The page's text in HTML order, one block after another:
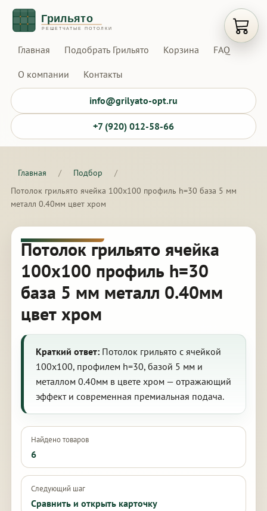
Главная Подобрать Грильято Корзина FAQ
О компании Контакты
info@grilyato-opt.ru
+7 (920) 012-58-66
Главная / Подбор
/
Потолок грильято ячейка 100х100 профиль h=30 база 5 мм
металл 0.40мм цвет хром
Потолок грильято ячейка
100х100 профиль h=30
база 5 мм металл 0.40мм
цвет хром
Краткий ответ:Потолок грильято с ячейкой
100х100, профилем h=30, базой 5 мм и
металлом 0.40мм в цвете хром — отражающий
эффект и современная премиальная подача.
Найдено товаров
6
Следующий шаг
Сравнить и открыть карточку